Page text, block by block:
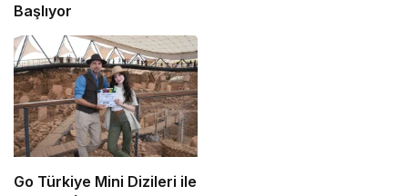
Başlıyor
Go Türkiye Mini Dizileri ile